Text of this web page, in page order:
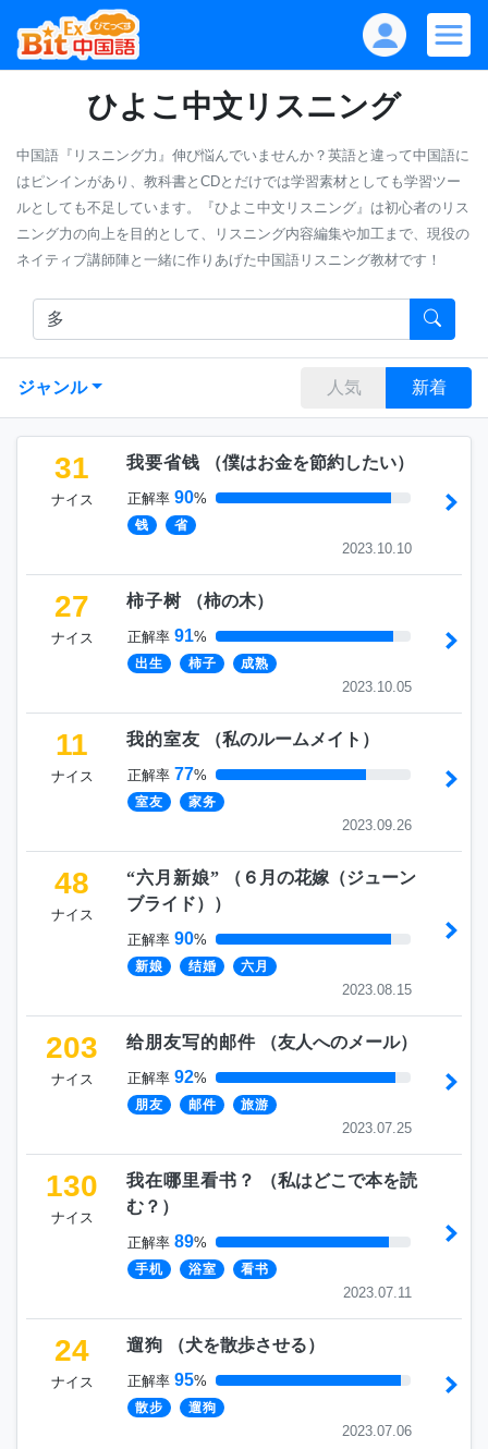
ひよこ中文リスニング
中国語『リスニング力』伸び悩んでいませんか？英語と違って中国語に
はピンインがあり、教科書とCDとだけでは学習素材としても学習ツー
ルとしても不足しています。『ひよこ中文リスニング』は初心者のリス
ニング力の向上を目的として、リスニング内容編集や加工まで、現役の
ネイティブ講師陣と一緒に作りあげた中国語リスニング教材です！
ジャンル 人気 新着
31
ナイス
我要省钱 （僕はお金を節約したい）
正解率 90%
钱 省
2023.10.10
27
ナイス
柿子树 （柿の木）
正解率 91%
出生 柿子 成熟
2023.10.05
11
ナイス
我的室友 （私のルームメイト ）
正解率 77%
室友 家务
2023.09.26
48
ナイス
“六月新娘” （ ６月の花嫁（ジューン
ブライド）
）
正解率 90%
新娘 结婚 六月
2023.08.15
203
ナイス
给朋友写的邮件 （友人へのメール）
正解率 92%
朋友 邮件 旅游
2023.07.25
130
ナイス
我在哪里看书？ （私はどこで本を読
む？ ）
正解率 89%
手机 浴室 看书
2023.07.11
24
ナイス
遛狗 （犬を散歩させる）
正解率 95%
散步 遛狗
2023.07.06